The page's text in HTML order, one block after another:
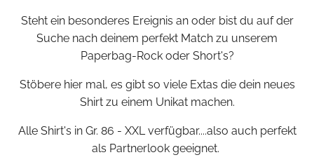
Steht ein besonderes Ereignis an oder bist du auf der
Suche nach deinem perfekt Match zu unserem
Paperbag-Rock oder Short's?
Stöbere hier mal, es gibt so viele Extas die dein neues
Shirt zu einem Unikat machen.
Alle Shirt's in Gr. 86 - XXL verfügbar....also auch perfekt
als Partnerlook geeignet.